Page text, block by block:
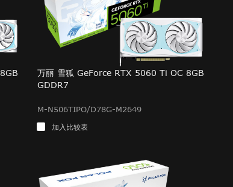
万丽 雪狐 GeForce RTX 5060 Ti OC 8GB
GDDR7
M-N506TIPO/D78G-M2649
加入比较表